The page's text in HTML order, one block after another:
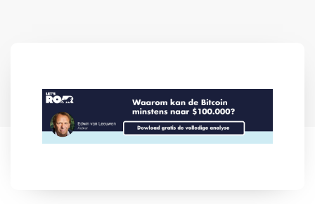
Achtergronden